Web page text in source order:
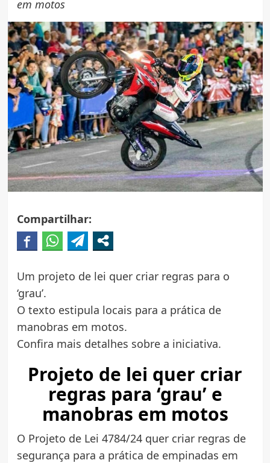
em motos
Compartilhar:
Um projeto de lei quer criar regras para o
‘grau’.
O texto estipula locais para a prática de
manobras em motos.
Confira mais detalhes sobre a iniciativa.
Projeto de lei quer criar
regras para ‘grau’ e
manobras em motos
O Projeto de Lei 4784/24 quer criar regras de
segurança para a prática de empinadas em